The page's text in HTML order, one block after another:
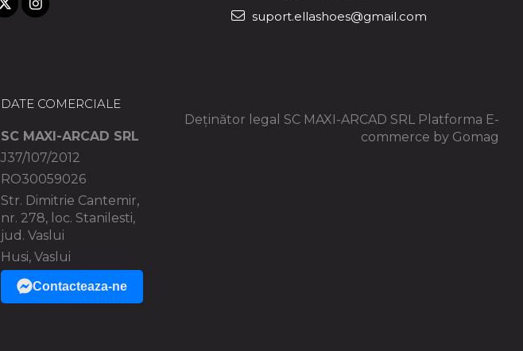
suport.ellashoes@gmail.com
DATE COMERCIALE
SC MAXI-ARCAD SRL
J37/107/2012
RO30059026
Str. Dimitrie Cantemir,
nr. 278, loc. Stanilesti,
jud. Vaslui
Husi, Vaslui
Contacteaza-ne
Deținător legal SC MAXI-ARCAD SRL
Platforma E-
commerce by Gomag